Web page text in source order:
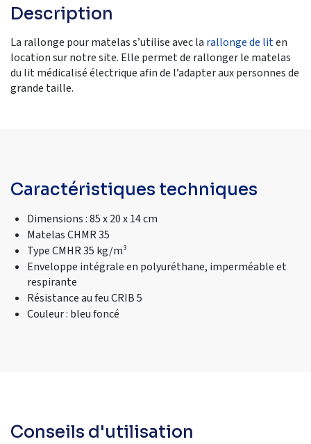
Description
La rallonge pour matelas s’utilise avec la rallonge de liten
location sur notre site. Elle permet de rallonger le matelas
du lit médicalisé électrique afin de l’adapter aux personnes de
grande taille.
Caractéristiques techniques
Dimensions : 85 x 20 x 14 cm
Matelas CHMR 35
Type CMHR 35 kg/m³
Enveloppe intégrale en polyuréthane, imperméable et
respirante
Résistance au feu CRIB 5
Couleur : bleu foncé
Conseils d'utilisation